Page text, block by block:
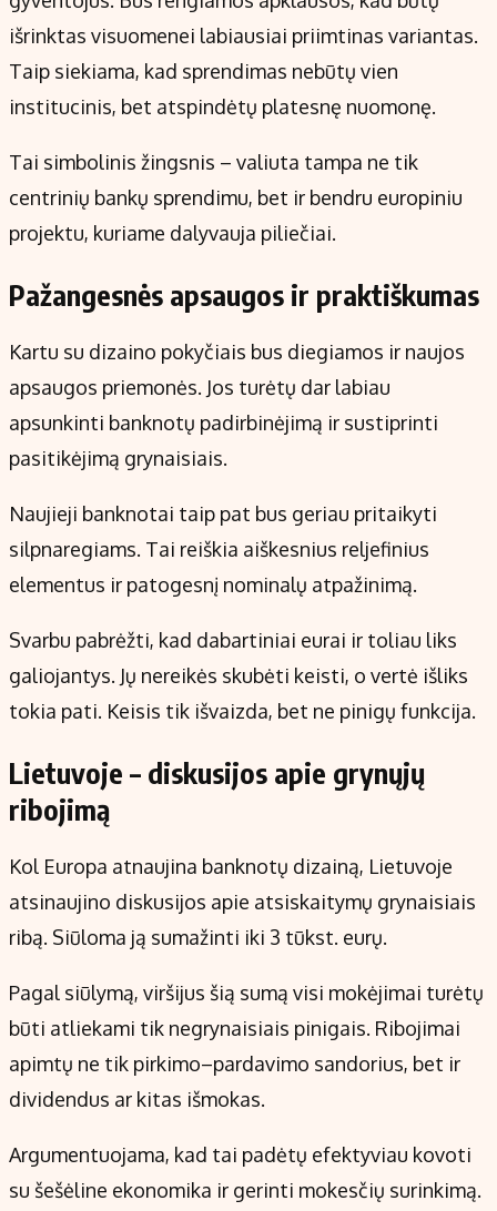
išrinktas visuomenei labiausiai priimtinas variantas.
Taip siekiama, kad sprendimas nebūtų vien
institucinis, bet atspindėtų platesnę nuomonę.
Tai simbolinis žingsnis – valiuta tampa ne tik
centrinių bankų sprendimu, bet ir bendru europiniu
projektu, kuriame dalyvauja piliečiai.
Pažangesnės apsaugos ir praktiškumas
Kartu su dizaino pokyčiais bus diegiamos ir naujos
apsaugos priemonės. Jos turėtų dar labiau
apsunkinti banknotų padirbinėjimą ir sustiprinti
pasitikėjimą grynaisiais.
Naujieji banknotai taip pat bus geriau pritaikyti
silpnaregiams. Tai reiškia aiškesnius reljefinius
elementus ir patogesnį nominalų atpažinimą.
Svarbu pabrėžti, kad dabartiniai eurai ir toliau liks
galiojantys. Jų nereikės skubėti keisti, o vertė išliks
tokia pati. Keisis tik išvaizda, bet ne pinigų funkcija.
Lietuvoje – diskusijos apie grynųjų
ribojimą
Kol Europa atnaujina banknotų dizainą, Lietuvoje
atsinaujino diskusijos apie atsiskaitymų grynaisiais
ribą. Siūloma ją sumažinti iki 3 tūkst. eurų.
Pagal siūlymą, viršijus šią sumą visi mokėjimai turėtų
būti atliekami tik negrynaisiais pinigais. Ribojimai
apimtų ne tik pirkimo–pardavimo sandorius, bet ir
dividendus ar kitas išmokas.
Argumentuojama, kad tai padėtų efektyviau kovoti
su šešėline ekonomika ir gerinti mokesčių surinkimą.